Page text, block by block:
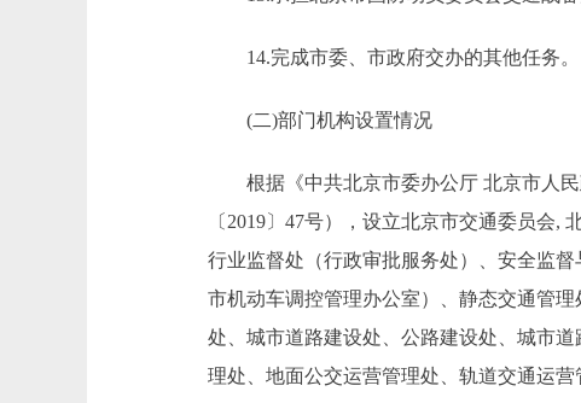
14.完成市委、市政府交办的其他任务。
(二)部门机构设置情况
根据《中共北京市委办公厅 北京市人民
〔2019〕47号），设立北京市交通委员会
行业监督处（行政审批服务处）、安全监
市机动车调控管理办公室）、静态交通管
处、城市道路建设处、公路建设处、城市
理处、地面公交运营管理处、轨道交通运